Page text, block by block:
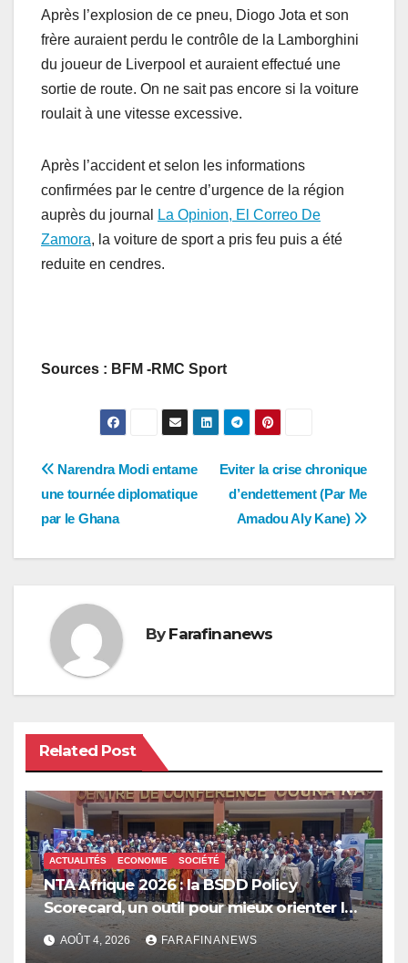
Après l’explosion de ce pneu, Diogo Jota et son
frère auraient perdu le contrôle de la Lamborghini
du joueur de Liverpool et auraient effectué une
sortie de route. On ne sait pas encore si la voiture
roulait à une vitesse excessive.
Après l’accident et selon les informations
confirmées par le centre d’urgence de la région
auprès du journal
La Opinion, El Correo De
Zamora, la voiture de sport a pris feu puis a été
reduite en cendres.
Sources : BFM -RMC Sport
Navigation
de
l’article
Eviter la crise chronique
d’endettement (Par Me
Amadou Aly Kane)
Narendra Modi entame
une tournée diplomatique
par le Ghana
By Farafinanews
Related Post
ACTUALITÉS ECONOMIE SOCIÉTÉ
NTA Afrique 2026 : la BSDD Policy
Scorecard, un outil pour mieux orienter les
dépenses publiques
AOÛT 4, 2026 FARAFINANEWS